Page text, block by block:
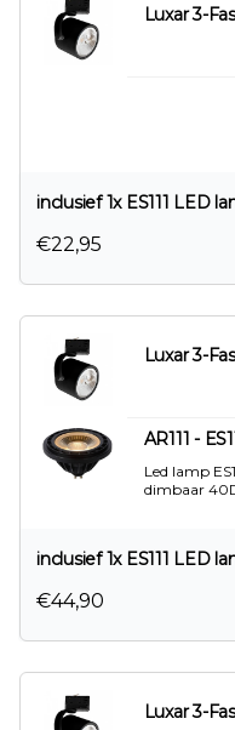
Luxar 3-
inclusief 1x ES111 LED
€22,95
Luxar 3-
AR111 -
Led lamp
dimbaar
inclusief 1x ES111 LED
€44,90
Luxar 3-